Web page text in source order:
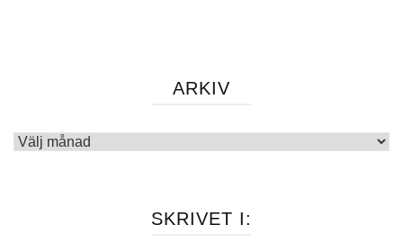
ARKIV
Arkiv
SKRIVET I: